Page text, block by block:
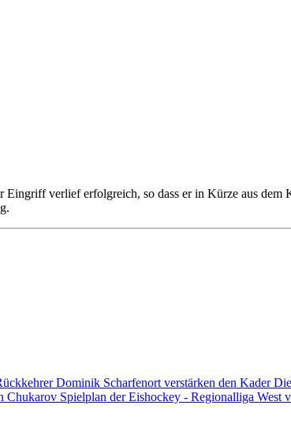
verlief erfolgreich, so dass er in Kürze aus
Dominik Scharfenort verstärken den Kader
Chukarov Spielplan der Eishockey - Regionalliga West